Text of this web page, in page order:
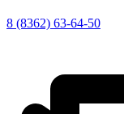
8 (8362) 63-64-50